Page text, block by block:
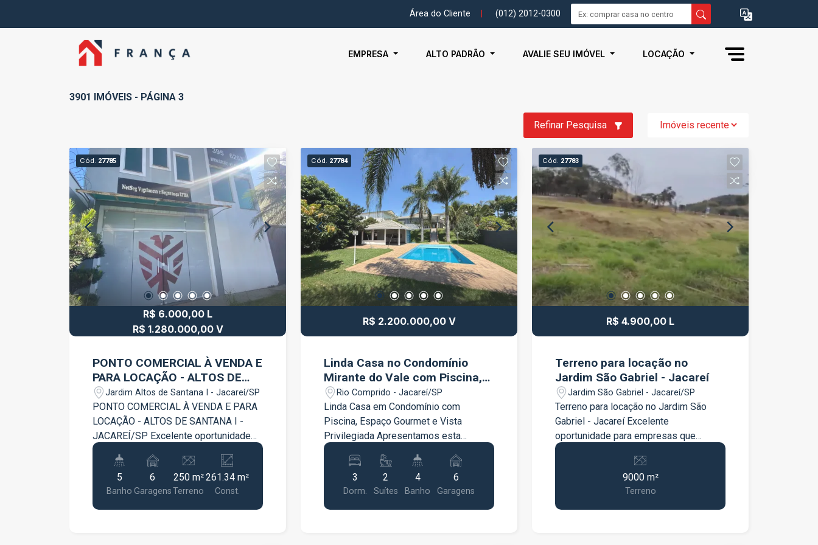
Área do Cliente (012) 2012-0300
EMPRESA ALTO PADRÃO AVALIE SEU IMÓVEL LOCAÇÃO
3901 IMÓVEIS - PÁGINA 3
Refinar Pesquisa
Cód. 27785
R$ 6.000,00 L
R$ 1.280.000,00 V
PONTO COMERCIAL À VENDA E
PARA LOCAÇÃO - ALTOS DE
SANTANA I - JACAREÍ/SP
Jardim Altos de Santana I - Jacareí/SP
PONTO COMERCIAL À VENDA E PARA
LOCAÇÃO - ALTOS DE SANTANA I -
JACAREÍ/SP Excelente oportunidade
para empresas, investidores e
empreendedores que buscam um
imóvel comercial amplo, estruturado e
com localização estratégica.
Localizado em avenida de grande
5
Banho
6
Garagens
250 m²
Terreno
261.34 m²
Const.
Cód. 27784
R$ 2.200.000,00 V
Linda Casa no Condomínio
Mirante do Vale com Piscina,
Espaço Gourmet e Vista
Privilegiada
Rio Comprido - Jacareí/SP
Linda Casa em Condomínio com
Piscina, Espaço Gourmet e Vista
Privilegiada Apresentamos esta
excelente residência que une
arquitetura moderna, conforto interno e
uma área de lazer privativa
impressionante. Características
Internas: Dormitórios espaçosos com
3
Dorm.
2
Suítes
4
Banho
6
Garagens
Cód. 27783
R$ 4.900,00 L
Terreno para locação no
Jardim São Gabriel - Jacareí
Jardim São Gabriel - Jacareí/SP
Terreno para locação no Jardim São
Gabriel - Jacareí Excelente
oportunidade para empresas que
buscam um amplo espaço com
localização estratégica e fácil acesso
às principais rodovias da região. O
terreno possui aproximadamente 9.000
m², totalmente plano, ideal para pátio,
9000 m²
Terreno